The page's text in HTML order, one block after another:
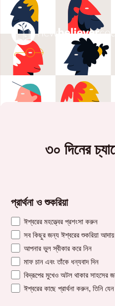
৩০ দিনের
প্রার্থনা ও শুকরিয়া
ঈশ্বরের মহত্ত্বের প্রশংসা করুন
সব কিছুর জন্য ঈশ্বরের শুকরিয়া
আপনার ভুল স্বীকার করে নিন
মাফ চান এবং তাঁকে ধন্যবাদ দিন
বিদ্রূপের মুখেও অটল থাকার সাহসের
ঈশ্বরের কাছে প্রার্থনা করুন, তিনি